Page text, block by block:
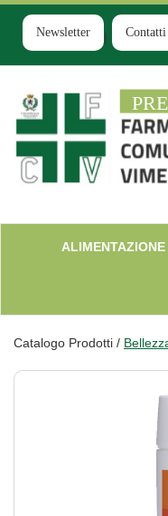
Passa
contenuto
principale
Newsletter Contatti
Farmacia
Comunale
Catalogo Prodotti /